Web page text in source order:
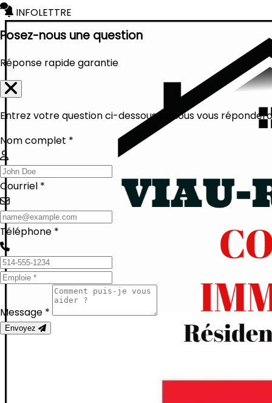
INFOLETTRE
Posez-nous une question
Réponse rapide garantie
Entrez votre question ci-dessous et nous vous
Nom complet *
Courriel *
Téléphone *
Message *
Envoyez